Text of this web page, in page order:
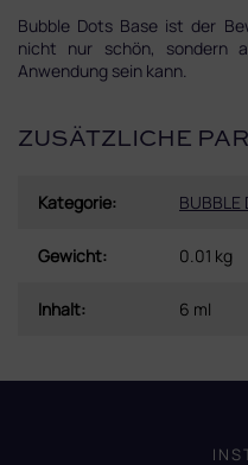
Bubble Dots Base ist der
nicht nur schön, sondern
Anwendung sein kann.
ZUSÄTZLICHE
Kategorie: BUBBLE
Gewicht: 0.01 kg
Inhalt: 6 ml